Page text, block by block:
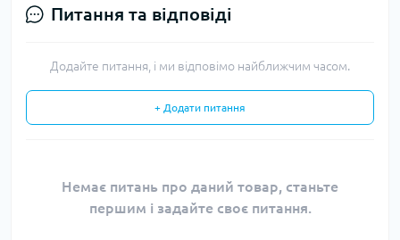
Питання та відповіді
Додайте питання, і ми відповімо найближчим часом.
+ Додати питання
Немає питань про даний товар, станьте
першим і задайте своє питання.